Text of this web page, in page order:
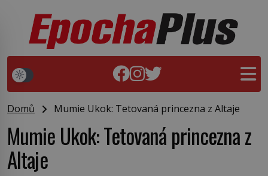
Domů Mumie Ukok: Tetovaná princezna z Altaje
Mumie Ukok: Tetovaná princezna z
Altaje